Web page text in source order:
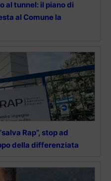
al tunnel: il piano di
al Comune la
Rap”, stop ad
della differenziata